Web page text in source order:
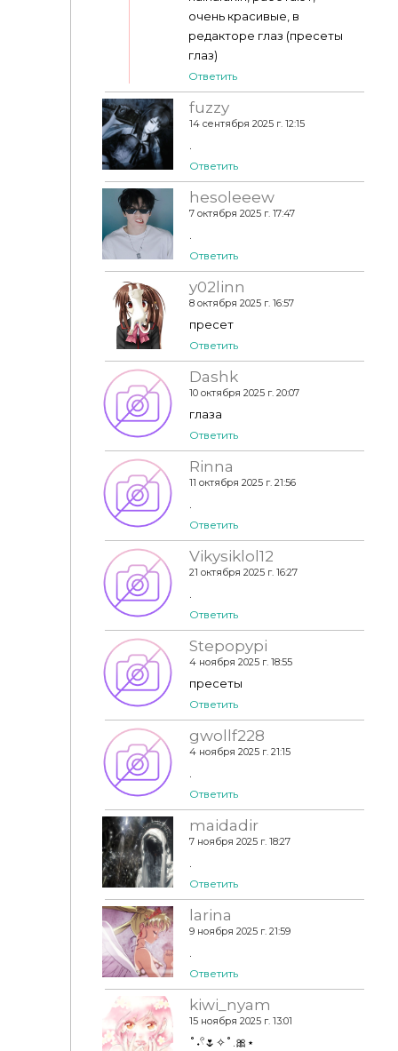
очень красивые, в
редакторе глаз (пресеты
глаз)
Ответить
fuzzy
14 сентября 2025 г. 12:15
Ответить
hesoleeew
7 октября 2025 г. 17:47
Ответить
y02linn
8 октября 2025 г. 16:57
пресет
Ответить
Dashk
10 октября 2025 г. 20:07
глаза
Ответить
Rinna
11 октября 2025 г. 21:56
Ответить
Vikysiklol12
21 октября 2025 г. 16:27
Ответить
Stepopypi
4 ноября 2025 г. 18:55
пресеты
Ответить
gwollf228
4 ноября 2025 г. 21:15
Ответить
maidadir
7 ноября 2025 г. 18:27
Ответить
larina
9 ноября 2025 г. 21:59
Ответить
kiwi_nyam
15 ноября 2025 г. 13:01
˚˖𓍢🌷✧˚.🎀⋆